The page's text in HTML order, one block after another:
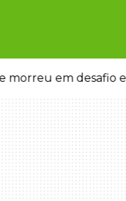
morreu em desafio